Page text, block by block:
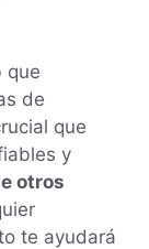
que
de
que
y
otros
te ayudará